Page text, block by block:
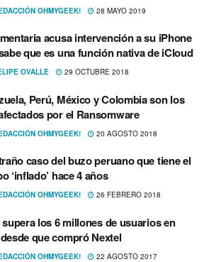
OHMYGEEK! 28 MAYO 2019
acusa intervención a su iPhone
que es una función nativa de iCloud
OVALLE 29 OCTUBRE 2018
Perú, México y Colombia son los
por el Ransomware
OHMYGEEK! 20 AGOSTO 2018
caso del buzo peruano que tiene el
‘inflado’ hace 4 años
OHMYGEEK! 26 FEBRERO 2018
los 6 millones de usuarios en
que compró Nextel
OHMYGEEK! 22 AGOSTO 2017